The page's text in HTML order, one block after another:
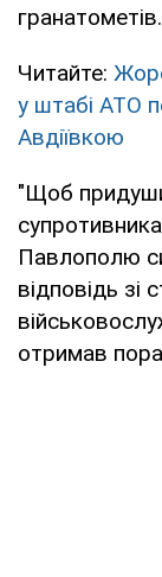
гранатометів.
Читайте:
у штабі АТО
Авдіївкою
"Щоб
Павлополю
відповідь зі
отримав